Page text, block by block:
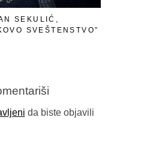
SEKULIĆ,
SVEŠTENSTVO”
da biste objavili